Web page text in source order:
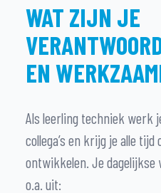
WAT ZIJN JE
EN
Als leerling techniek werk
collega’s en krijg je alle
ontwikkelen. Je dagelijkse
o.a. uit: